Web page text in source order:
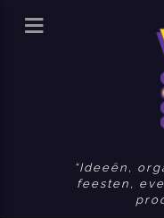
Ideeën,
feesten,